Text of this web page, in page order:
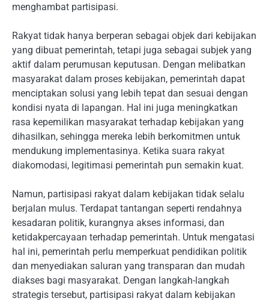
menghambat partisipasi.
Rakyat tidak hanya berperan sebagai objek dari kebijakan
yang dibuat pemerintah, tetapi juga sebagai subjek yang
aktif dalam perumusan keputusan. Dengan melibatkan
masyarakat dalam proses kebijakan, pemerintah dapat
menciptakan solusi yang lebih tepat dan sesuai dengan
kondisi nyata di lapangan. Hal ini juga meningkatkan
rasa kepemilikan masyarakat terhadap kebijakan yang
dihasilkan, sehingga mereka lebih berkomitmen untuk
mendukung implementasinya. Ketika suara rakyat
diakomodasi, legitimasi pemerintah pun semakin kuat.
Namun, partisipasi rakyat dalam kebijakan tidak selalu
berjalan mulus. Terdapat tantangan seperti rendahnya
kesadaran politik, kurangnya akses informasi, dan
ketidakpercayaan terhadap pemerintah. Untuk mengatasi
hal ini, pemerintah perlu memperkuat pendidikan politik
dan menyediakan saluran yang transparan dan mudah
diakses bagi masyarakat. Dengan langkah-langkah
strategis tersebut, partisipasi rakyat dalam kebijakan